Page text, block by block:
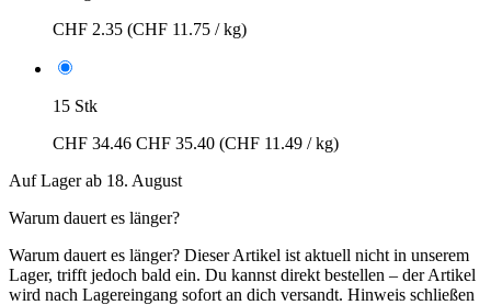
CHF 2.35 (CHF 11.75 / kg)
15 Stk
CHF 34.46 CHF 35.40 (CHF 11.49 / kg)
Auf Lager ab 18. August
Warum dauert es länger?
Warum dauert es länger? Dieser Artikel ist aktuell nicht in unserem
Lager, trifft jedoch bald ein. Du kannst direkt bestellen – der Artikel
wird nach Lagereingang sofort an dich versandt. Hinweis schließen